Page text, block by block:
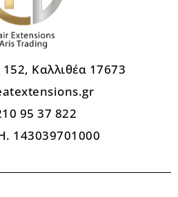
Καλλιθέα 17673
95 37 822
143039701000